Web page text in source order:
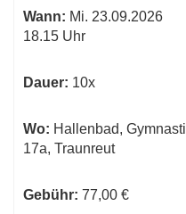
Wann: Mi. 23.09.2026
18.15 Uhr
Dauer: 10x
Wo: Hallenbad,
17a, Traunreut
Gebühr: 77,00 €